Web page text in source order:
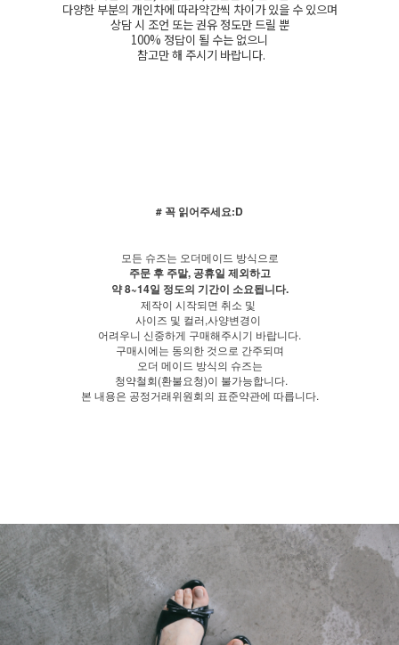
다양한 부분의 개인차에 따라약간씩 차이가 있을 수 있으며
상담 시 조언 또는 권유 정도만 드릴 뿐
100% 정답이 될 수는 없으니
참고만 해 주시기 바랍니다.
# 꼭 읽어주세요:D
모든 슈즈는 오더메이드 방식으로
주문 후 주말, 공휴일 제외하고
약 8~14일 정도의 기간이 소요됩니다.
제작이 시작되면 취소 및
사이즈 및 컬러,사양변경이
어려우니 신중하게 구매해주시기 바랍니다.
구매시에는 동의한 것으로 간주되며
오더 메이드 방식의 슈즈는
청약철회(환불요청)이 불가능합니다.
본 내용은 공정거래위원회의 표준약관에 따릅니다.